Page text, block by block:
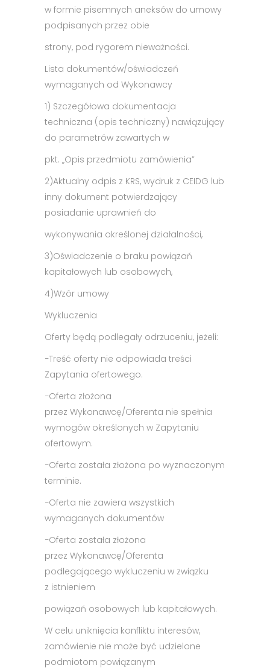
w formie pisemnych aneksów do umowy
podpisanych przez obie
strony, pod rygorem nieważności.
Lista dokumentów/oświadczeń
wymaganych od Wykonawcy
1) Szczegółowa dokumentacja
techniczna (opis techniczny) nawiązujący
do parametrów zawartych w
pkt. „Opis przedmiotu zamówienia”
2)Aktualny odpis z KRS, wydruk z CEIDG lub
inny dokument potwierdzający
posiadanie uprawnień do
wykonywania określonej działalności,
3)Oświadczenie o braku powiązań
kapitałowych lub osobowych,
4)Wzór umowy
Wykluczenia
Oferty będą podlegały odrzuceniu, jeżeli:
−Treść oferty nie odpowiada treści
Zapytania ofertowego.
−Oferta złożona
przez Wykonawcę/Oferenta nie spełnia
wymogów określonych w Zapytaniu
ofertowym.
−Oferta została złożona po wyznaczonym
terminie.
−Oferta nie zawiera wszystkich
wymaganych dokumentów
−Oferta została złożona
przez Wykonawcę/Oferenta
podlegającego wykluczeniu w związku
z istnieniem
powiązań osobowych lub kapitałowych.
W celu uniknięcia konfliktu interesów,
zamówienie nie może być udzielone
podmiotom powiązanym